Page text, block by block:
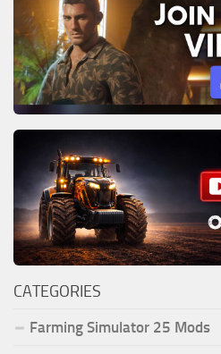
CATEGORIES
Farming Simulator 25 Mods